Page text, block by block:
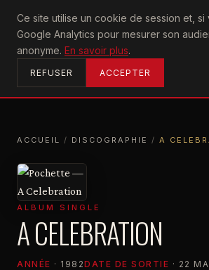
Ce site utilise un cookie de session et, si
Google Analytics pour mesurer son
anonyme. En savoir plus.
REFUSER ACCEPTER
U2achtung
ACCUEIL
ACCUEIL / DISCOGRAPHIE / A
ALBUM SINGLE
A CELEBRATION
ANNÉE · 1982DATE DE SORTIE · 22